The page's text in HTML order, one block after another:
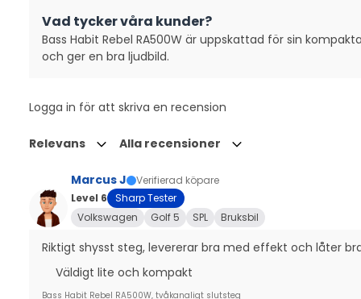
Vad tycker våra kunder?
Bass Habit Rebel RA500W är uppskattad för sin
och ger en bra ljudbild.
Logga in för att skriva en recension
Relevans Alla recensioner
Marcus J
Verifierad köpare
Level 6
Sharp Tester
Volkswagen
Golf 5 SPL Bruksbil
Riktigt shysst steg, levererar bra med effekt och låter
Väldigt lite och kompakt
Bass Habit Rebel RA500W, tvåkanaligt slutsteg